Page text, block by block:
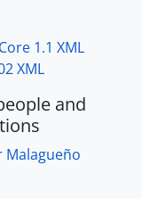
1.1 XML
XML
and
Malagueño